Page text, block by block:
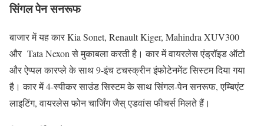
सिंगल पेन सनरूफ
बाजार में यह कार Kia Sonet, Renault Kiger, Mahindra XUV300
और Tata Nexon से मुकाबला करती है। कार में वायरलेस एंड्रॉइड ऑटो
और ऐप्पल कारप्ले के साथ 9-इंच टचस्क्रीन इंफोटेनमेंट सिस्टम दिया गया
है। कार में 4-स्पीकर साउंड सिस्टम के साथ सिंगल-पेन सनरूफ, एम्बिएंट
लाइटिंग, वायरलेस फोन चार्जिंग जैस् एडवांस फीचर्स मिलते हैं।